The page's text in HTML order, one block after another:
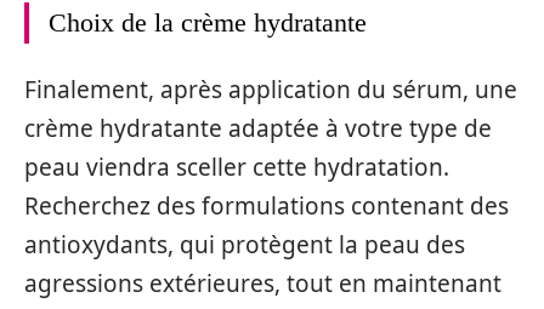
Choix de la crème hydratante
Finalement, après application du sérum, une
crème hydratante adaptée à votre type de
peau viendra sceller cette hydratation.
Recherchez des formulations contenant des
antioxydants, qui protègent la peau des
agressions extérieures, tout en maintenant